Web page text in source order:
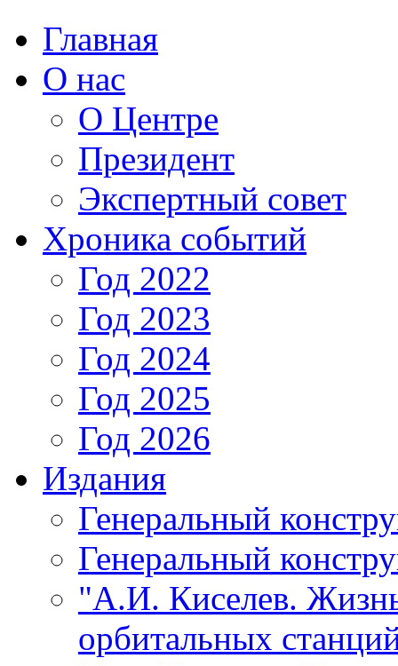
Главная
О нас
О Центре
Президент
Экспертный совет
Хроника событий
Год 2022
Год 2023
Год 2024
Год 2025
Год 2026
Издания
Генеральный
Генеральный
"А.И. Киселев.
орбитальных